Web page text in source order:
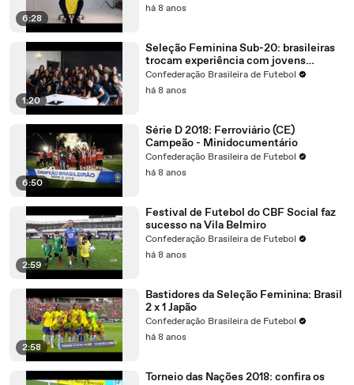
6:28
há 8 anos
1:20
Seleção Feminina Sub-20: brasileiras
trocam experiência com jovens
jogadoras francesas
Confederação Brasileira de Futebol
há 8 anos
6:50
Série D 2018: Ferroviário (CE)
Campeão - Minidocumentário
Confederação Brasileira de Futebol
há 8 anos
2:59
Festival de Futebol do CBF Social faz
sucesso na Vila Belmiro
Confederação Brasileira de Futebol
há 8 anos
2:58
Bastidores da Seleção Feminina: Brasil
2 x 1 Japão
Confederação Brasileira de Futebol
há 8 anos
Torneio das Nações 2018: confira os